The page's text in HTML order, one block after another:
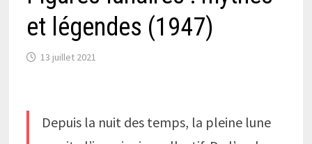
et légendes (1947)
13 juillet 2021
Depuis la nuit des temps, la pleine lune